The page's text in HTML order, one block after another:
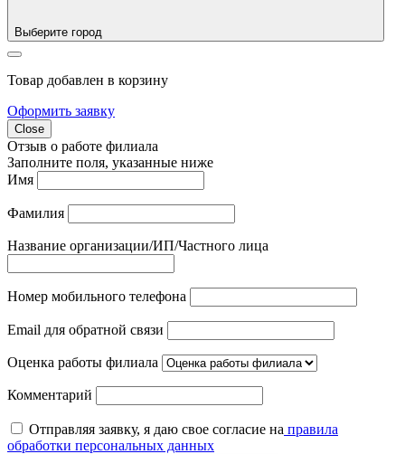
Выберите город
Товар добавлен в корзину
Оформить заявку
Close
Отзыв о работе филиала
Заполните поля, указанные ниже
Имя
Фамилия
Название организации/ИП/Частного лица
Номер мобильного телефона
Email для обратной связи
Оценка работы филиала
Комментарий
Отправляя заявку, я даю свое согласие на правила
обработки персональных данных